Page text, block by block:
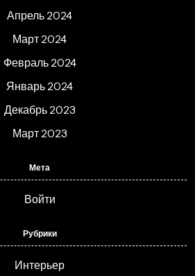
Апрель 2024
Март 2024
Февраль 2024
Январь 2024
Декабрь 2023
Март 2023
Мета
Войти
Рубрики
Интерьер